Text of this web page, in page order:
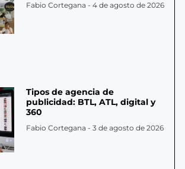
Fabio Cortegana 4 de agosto de 2026
Tipos de agencia de
publicidad: BTL, ATL, digital y
360
Fabio Cortegana 3 de agosto de 2026